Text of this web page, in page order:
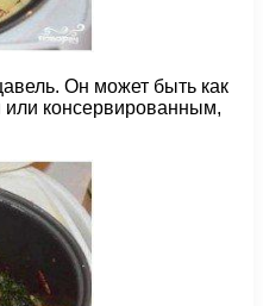
Он может быть как
консервированным,